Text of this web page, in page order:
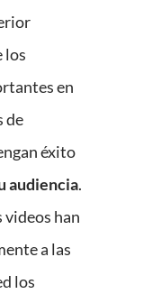
los
en
de
éxito
audiencia.
videos han
a las
los